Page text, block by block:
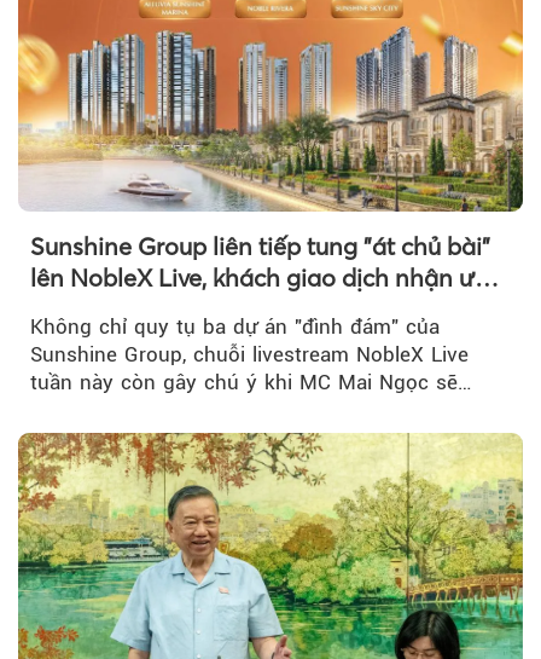
Sunshine Group liên tiếp tung "át chủ bài"
lên NobleX Live, khách giao dịch nhận ưu
Không chỉ quy tụ ba dự án "đình đám" của
Sunshine Group, chuỗi livestream NobleX Live
tuần này còn gây chú ý khi MC Mai Ngọc sẽ